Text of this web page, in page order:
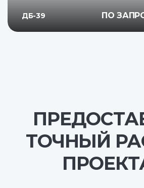
ДБ-39 ПО
ТОЧНЫЙ